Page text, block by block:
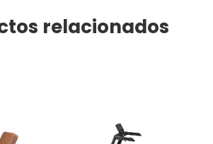
relacionados